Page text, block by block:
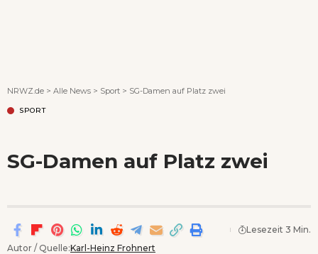
NRWZ.de > Alle News > Sport > SG-Damen auf Platz zwei
SPORT
SG-Damen auf Platz zwei
Autor / Quelle:Karl-Heinz Frohnert
Lesezeit 3 Min.